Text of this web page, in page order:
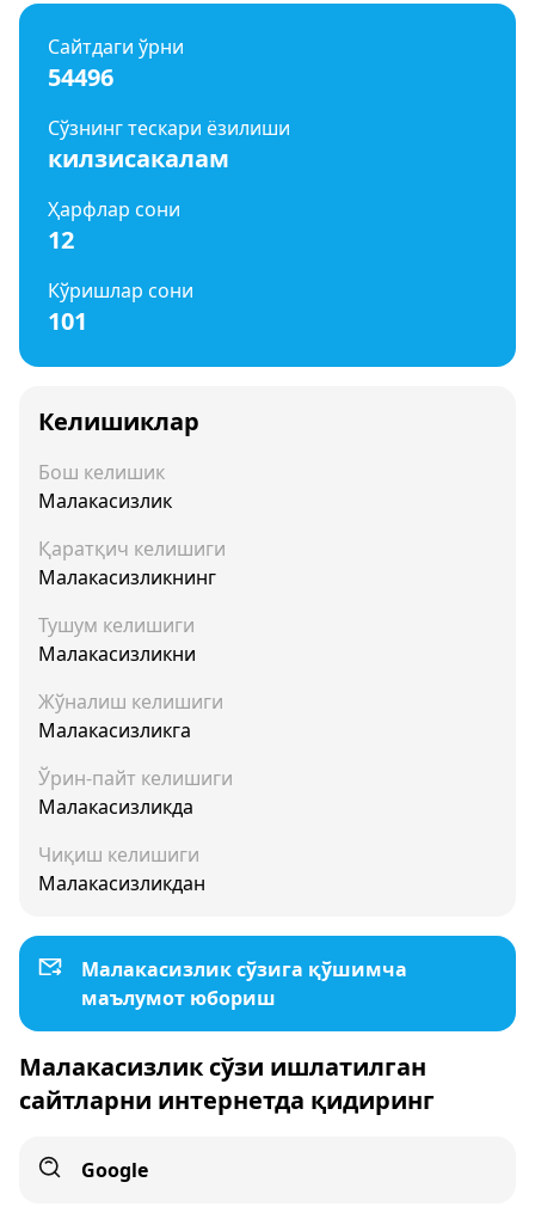
Сайтдаги ўрни
54496
Сўзнинг тескари ёзилиши
килзисакалам
Ҳарфлар сони
12
Кўришлар сони
101
Келишиклар
Бош келишик
Малакасизлик
Қаратқич келишиги
Малакасизликнинг
Тушум келишиги
Малакасизликни
Жўналиш келишиги
Малакасизликга
Ўрин-пайт келишиги
Малакасизликда
Чиқиш келишиги
Малакасизликдан
Малакасизлик сўзига қўшимча
маълумот юбориш
Малакасизлик сўзи ишлатилган
сайтларни интернетда қидиринг
Google